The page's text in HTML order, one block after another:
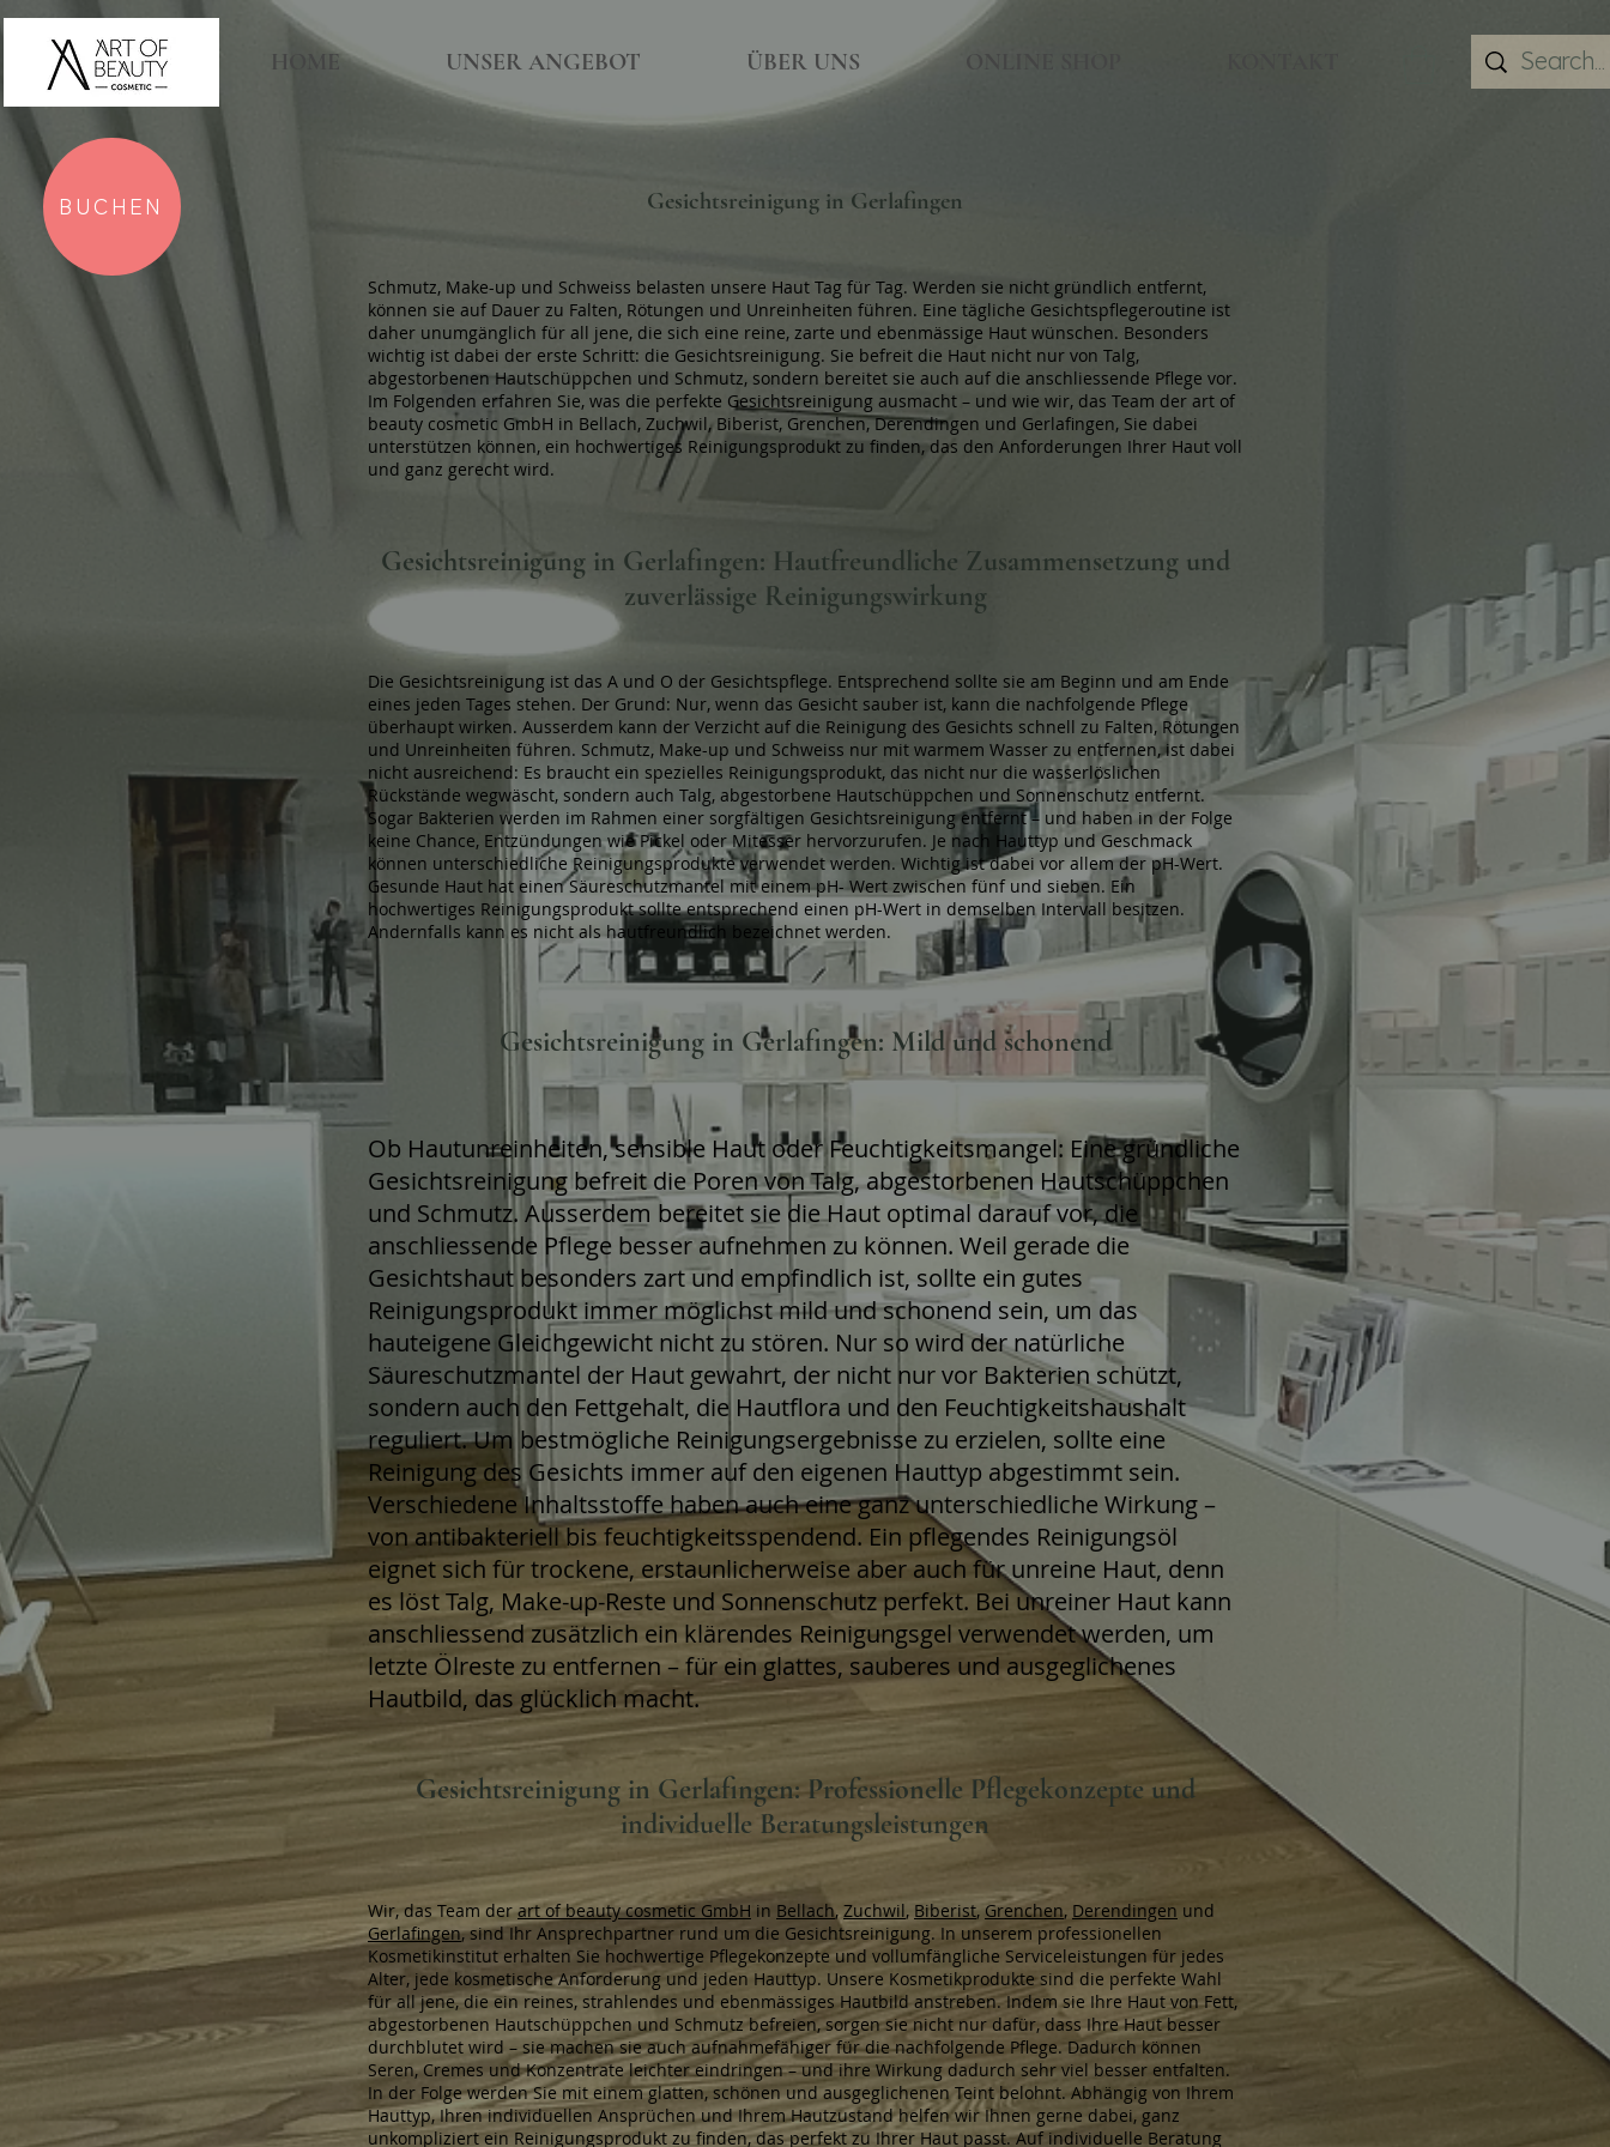
HOME UNSER ANGEBOT ÜBER UNS ONLINE SHOP
Gesichtsreinigung in Gerlafingen
Schmutz, Make-up und Schweiss belasten unsere Haut Tag für Tag. Werden sie nicht gründlich entfernt,
können sie auf Dauer zu Falten, Rötungen und Unreinheiten führen. Eine tägliche Gesichtspflegeroutine ist
daher unumgänglich für all jene, die sich eine reine, zarte und ebenmässige Haut wünschen. Besonders
wichtig ist dabei der erste Schritt: die Gesichtsreinigung. Sie befreit die Haut nicht nur von Talg,
abgestorbenen Hautschüppchen und Schmutz, sondern bereitet sie auch auf die anschliessende Pflege vor.
Im Folgenden erfahren Sie, was die perfekte Gesichtsreinigung ausmacht – und wie wir, das Team der art of
beauty cosmetic GmbH in Bellach, Zuchwil, Biberist, Grenchen, Derendingen und Gerlafingen, Sie dabei
unterstützen können, ein hochwertiges Reinigungsprodukt zu finden, das den Anforderungen Ihrer Haut voll
und ganz gerecht wird.
Gesichtsreinigung in Gerlafingen: Hautfreundliche Zusammensetzung und
zuverlässige Reinigungswirkung
Die Gesichtsreinigung ist das A und O der Gesichtspflege. Entsprechend sollte sie am Beginn und am Ende
eines jeden Tages stehen. Der Grund: Nur, wenn das Gesicht sauber ist, kann die nachfolgende Pflege
überhaupt wirken. Ausserdem kann der Verzicht auf die Reinigung des Gesichts schnell zu Falten, Rötungen
und Unreinheiten führen. Schmutz, Make-up und Schweiss nur mit warmem Wasser zu entfernen, ist dabei
nicht ausreichend: Es braucht ein spezielles Reinigungsprodukt, das nicht nur die wasserlöslichen
Rückstände wegwäscht, sondern auch Talg, abgestorbene Hautschüppchen und Sonnenschutz entfernt.
Sogar Bakterien werden im Rahmen einer sorgfältigen Gesichtsreinigung entfernt – und haben in der Folge
keine Chance, Entzündungen wie Pickel oder Mitesser hervorzurufen. Je nach Hauttyp und Geschmack
können unterschiedliche Reinigungsprodukte verwendet werden. Wichtig ist dabei vor allem der pH-Wert.
Gesunde Haut hat einen Säureschutzmantel mit einem pH- Wert zwischen fünf und sieben. Ein
hochwertiges Reinigungsprodukt sollte entsprechend einen pH-Wert in demselben Intervall besitzen.
Andernfalls kann es nicht als hautfreundlich bezeichnet werden.
Gesichtsreinigung in Gerlafingen: Mild und schonend
Ob Hautunreinheiten, sensible Haut oder Feuchtigkeitsmangel: Eine gründliche
Gesichtsreinigung befreit die Poren von Talg, abgestorbenen Hautschüppchen
und Schmutz. Ausserdem bereitet sie die Haut optimal darauf vor, die
anschliessende Pflege besser aufnehmen zu können. Weil gerade die
Gesichtshaut besonders zart und empfindlich ist, sollte ein gutes
Reinigungsprodukt immer möglichst mild und schonend sein, um das
hauteigene Gleichgewicht nicht zu stören. Nur so wird der natürliche
Säureschutzmantel der Haut gewahrt, der nicht nur vor Bakterien schützt,
sondern auch den Fettgehalt, die Hautflora und den Feuchtigkeitshaushalt
reguliert. Um bestmögliche Reinigungsergebnisse zu erzielen, sollte eine
Reinigung des Gesichts immer auf den eigenen Hauttyp abgestimmt sein.
Verschiedene Inhaltsstoffe haben auch eine ganz unterschiedliche Wirkung –
von antibakteriell bis feuchtigkeitsspendend. Ein pflegendes Reinigungsöl
eignet sich für trockene, erstaunlicherweise aber auch für unreine Haut, denn
es löst Talg, Make-up-Reste und Sonnenschutz perfekt. Bei unreiner Haut kann
anschliessend zusätzlich ein klärendes Reinigungsgel verwendet werden, um
letzte Ölreste zu entfernen – für ein glattes, sauberes und ausgeglichenes
Hautbild, das glücklich macht.
Gesichtsreinigung in Gerlafingen: Professionelle Pflegekonzepte und
individuelle Beratungsleistungen
Wir, das Team derart of beauty cosmetic GmbH in Bellach,Zuchwil, Biberist, Grenchen, Derendingen und
Gerlafingen, sind Ihr Ansprechpartner rund um die Gesichtsreinigung. In unserem professionellen
Kosmetikinstitut erhalten Sie hochwertige Pflegekonzepte und vollumfängliche Serviceleistungen für jedes
Alter, jede kosmetische Anforderung und jeden Hauttyp. Unsere Kosmetikprodukte sind die perfekte Wahl
für all jene, die ein reines, strahlendes und ebenmässiges Hautbild anstreben. Indem sie Ihre Haut von Fett,
abgestorbenen Hautschüppchen und Schmutz befreien, sorgen sie nicht nur dafür, dass Ihre Haut besser
durchblutet wird – sie machen sie auch aufnahmefähiger für die nachfolgende Pflege. Dadurch können
Seren, Cremes und Konzentrate leichter eindringen – und ihre Wirkung dadurch sehr viel besser entfalten.
In der Folge werden Sie mit einem glatten, schönen und ausgeglichenen Teint belohnt. Abhängig von Ihrem
Hauttyp, Ihren individuellen Ansprüchen und Ihrem Hautzustand helfen wir Ihnen gerne dabei, ganz
unkompliziert ein Reinigungsprodukt zu finden, das perfekt zu Ihrer Haut passt. Auf individuelle Beratung
BUCHEN